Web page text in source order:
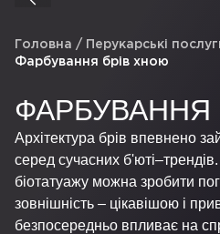
Головна / Перукарські
Фарбування брів хною
ФАРБУВАННЯ
Архітектура брів впевнено
серед сучасних
біотатуажу можна зробити
зовнішність – цікавішою і
безпосередньо впливає на